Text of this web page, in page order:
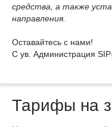
средства, а также
направления.
Оставайтесь с нами!
С ув. Администрация
Тарифы на